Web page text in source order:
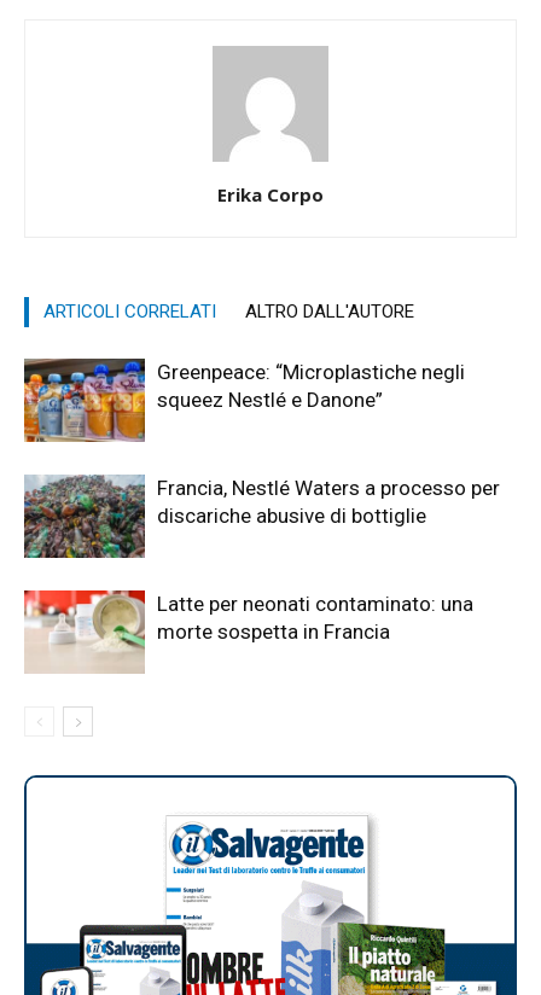
Erika Corpo
ARTICOLI CORRELATI ALTRO DALL'AUTORE
Greenpeace: “Microplastiche negli
squeez Nestlé e Danone”
Francia, Nestlé Waters a processo per
discariche abusive di bottiglie
Latte per neonati contaminato: una
morte sospetta in Francia